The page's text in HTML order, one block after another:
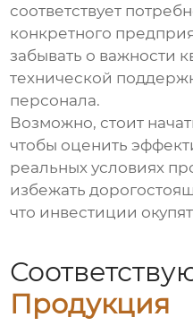
соответствует
конкретного
забывать о важности
технической
персонала.
Возможно, стоит
чтобы оценить
реальных условиях
избежать
что инвестиции
Продукция